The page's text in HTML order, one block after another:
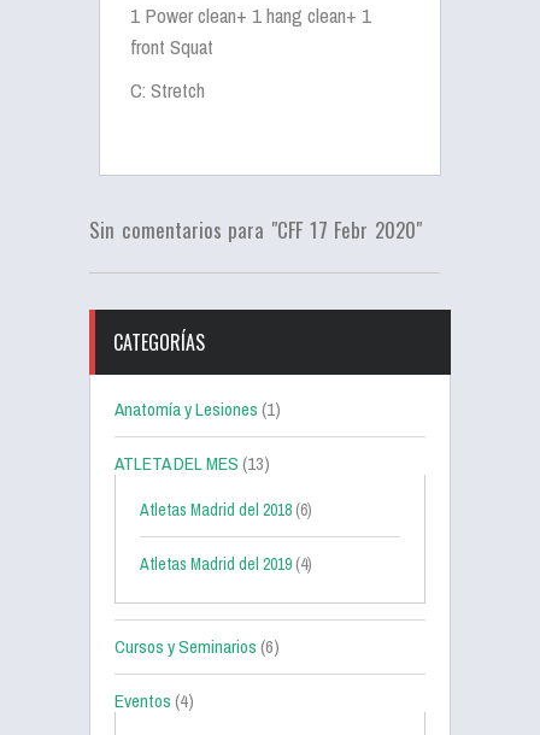
1 Power clean+ 1 hang clean+ 1
front Squat
C: Stretch
Sin comentarios para "CFF 17 Febr 2020"
CATEGORÍAS
Anatomía y Lesiones(1)
ATLETA DEL MES(13)
Atletas Madrid del 2018 (6)
Atletas Madrid del 2019 (4)
Cursos y Seminarios(6)
Eventos(4)